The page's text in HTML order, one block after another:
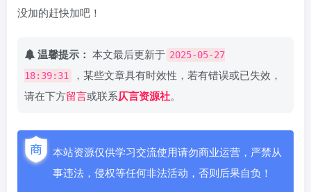
没加的赶快加吧！
温馨提示： 本文最后更新于 2025-05-27
18:39:31
，某些文章具有时效性，若有错误或已失效，
请在下方留言或联系仄言资源社。
本站资源仅供学习交流使用请勿商业运营，严禁从
事违法，侵权等任何非法活动，否则后果自负！